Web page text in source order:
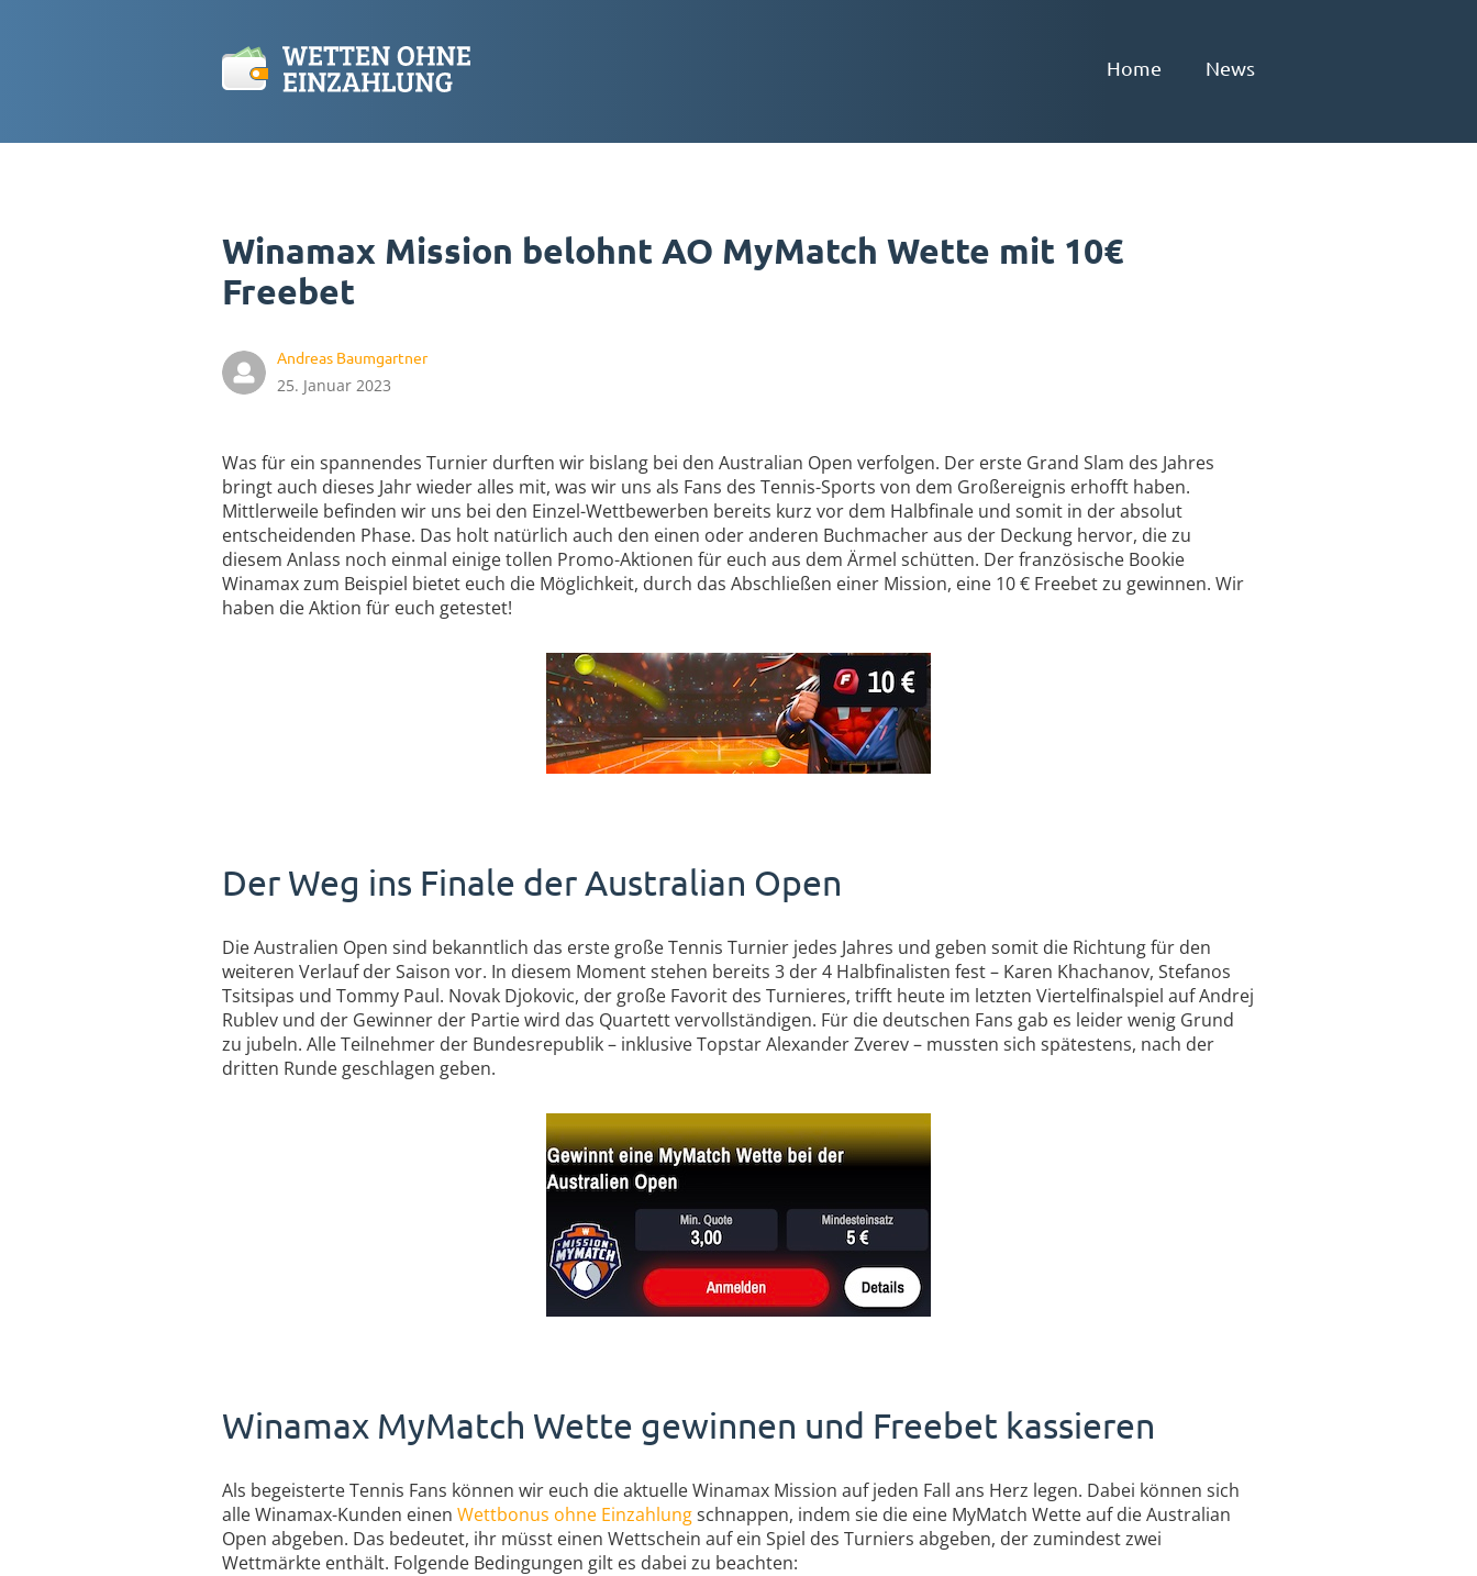
Home News
Winamax Mission belohnt AO MyMatch Wette mit 10€
Freebet
Andreas Baumgartner
25. Januar 2023
Was für ein spannendes Turnier durften wir bislang bei den Australian Open verfolgen. Der erste Grand Slam des Jahres
bringt auch dieses Jahr wieder alles mit, was wir uns als Fans des Tennis-Sports von dem Großereignis erhofft haben.
Mittlerweile befinden wir uns bei den Einzel-Wettbewerben bereits kurz vor dem Halbfinale und somit in der absolut
entscheidenden Phase. Das holt natürlich auch den einen oder anderen Buchmacher aus der Deckung hervor, die zu
diesem Anlass noch einmal einige tollen Promo-Aktionen für euch aus dem Ärmel schütten. Der französische Bookie
Winamax zum Beispiel bietet euch die Möglichkeit, durch das Abschließen einer Mission, eine 10 € Freebet zu gewinnen. Wir
haben die Aktion für euch getestet!
Der Weg ins Finale der Australian Open
Die Australien Open sind bekanntlich das erste große Tennis Turnier jedes Jahres und geben somit die Richtung für den
weiteren Verlauf der Saison vor. In diesem Moment stehen bereits 3 der 4 Halbfinalisten fest – Karen Khachanov, Stefanos
Tsitsipas und Tommy Paul. Novak Djokovic, der große Favorit des Turnieres, trifft heute im letzten Viertelfinalspiel auf Andrej
Rublev und der Gewinner der Partie wird das Quartett vervollständigen. Für die deutschen Fans gab es leider wenig Grund
zu jubeln. Alle Teilnehmer der Bundesrepublik – inklusive Topstar Alexander Zverev – mussten sich spätestens, nach der
dritten Runde geschlagen geben.
Winamax MyMatch Wette gewinnen und Freebet kassieren
Als begeisterte Tennis Fans können wir euch die aktuelle Winamax Mission auf jeden Fall ans Herz legen. Dabei können sich
alle Winamax-Kunden einen Wettbonus ohne Einzahlungschnappen, indem sie die eine MyMatch Wette auf die Australian
Open abgeben. Das bedeutet, ihr müsst einen Wettschein auf ein Spiel des Turniers abgeben, der zumindest zwei
Wettmärkte enthält. Folgende Bedingungen gilt es dabei zu beachten: